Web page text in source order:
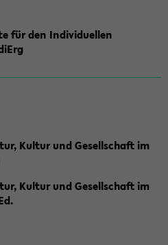
für den Individuellen
Kultur und Gesellschaft im
Kultur und Gesellschaft im